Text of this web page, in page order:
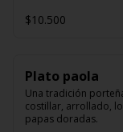
$10.500
Plato paola
Una tradición
costillar, arrollado,
papas doradas.